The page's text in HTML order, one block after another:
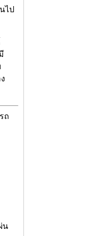
ไป
ถ
น